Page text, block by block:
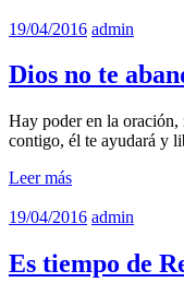
19/04/2016 admin
Dios no te
Hay poder en la oración,
contigo, él te ayudará y
Leer más
19/04/2016 admin
Es tiempo de